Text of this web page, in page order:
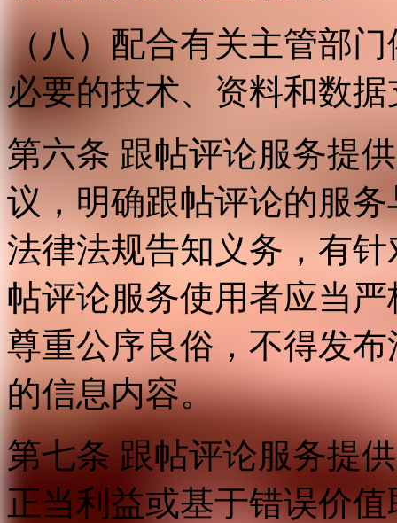
（八）配合有关主管部
必要的技术、资料和数
第六条 跟帖评论服务提
议，明确跟帖评论的服
法律法规告知义务，有
帖评论服务使用者应当
尊重公序良俗，不得发
的信息内容。
第七条 跟帖评论服务提
正当利益或基于错误价